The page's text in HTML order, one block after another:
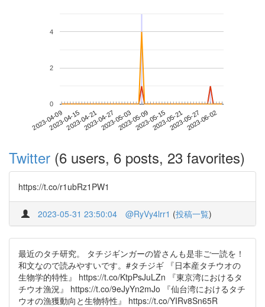
2023-04-092023-04-152023-04-212023-04-272023-05-032023-05-092023-05-152023-05-212023-05-272023-06-02
0
2
4
Twitter (6 users, 6 posts, 23 favorites)
https://t.co/r1ubRz1PW1
2023-05-31 23:50:04 @RyVy4lrr1 (投稿一覧)
最近のタチ研究。 タチジギンガーの皆さんも是非ご一読を！
和文なので読みやすいです。#タチジギ 『日本産タチウオの
生物学的特性』 https://t.co/KtpPsJuLZn 『東京湾におけるタ
チウオ漁況』 https://t.co/9eJyYn2mJo 『仙台湾におけるタチ
ウオの漁獲動向と生物特性』 https://t.co/YIRv8Sn65R